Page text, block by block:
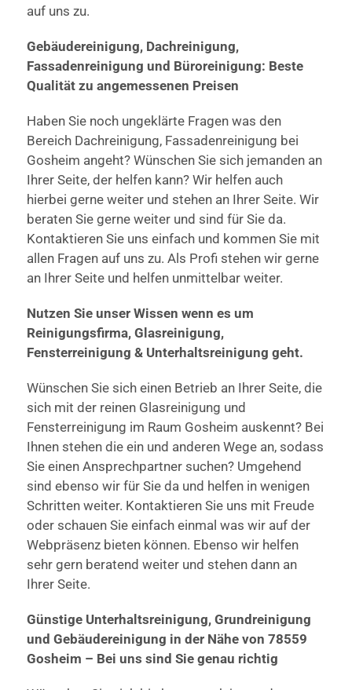
auf uns zu.
Gebäudereinigung, Dachreinigung,
Fassadenreinigung und Büroreinigung: Beste
Qualität zu angemessenen Preisen
Haben Sie noch ungeklärte Fragen was den
Bereich Dachreinigung, Fassadenreinigung bei
Gosheim angeht? Wünschen Sie sich jemanden an
Ihrer Seite, der helfen kann? Wir helfen auch
hierbei gerne weiter und stehen an Ihrer Seite. Wir
beraten Sie gerne weiter und sind für Sie da.
Kontaktieren Sie uns einfach und kommen Sie mit
allen Fragen auf uns zu. Als Profi stehen wir gerne
an Ihrer Seite und helfen unmittelbar weiter.
Nutzen Sie unser Wissen wenn es um
Reinigungsfirma, Glasreinigung,
Fensterreinigung & Unterhaltsreinigung geht.
Wünschen Sie sich einen Betrieb an Ihrer Seite, die
sich mit der reinen Glasreinigung und
Fensterreinigung im Raum Gosheim auskennt? Bei
Ihnen stehen die ein und anderen Wege an, sodass
Sie einen Ansprechpartner suchen? Umgehend
sind ebenso wir für Sie da und helfen in wenigen
Schritten weiter. Kontaktieren Sie uns mit Freude
oder schauen Sie einfach einmal was wir auf der
Webpräsenz bieten können. Ebenso wir helfen
sehr gern beratend weiter und stehen dann an
Ihrer Seite.
Günstige Unterhaltsreinigung, Grundreinigung
und Gebäudereinigung in der Nähe von 78559
Gosheim – Bei uns sind Sie genau richtig